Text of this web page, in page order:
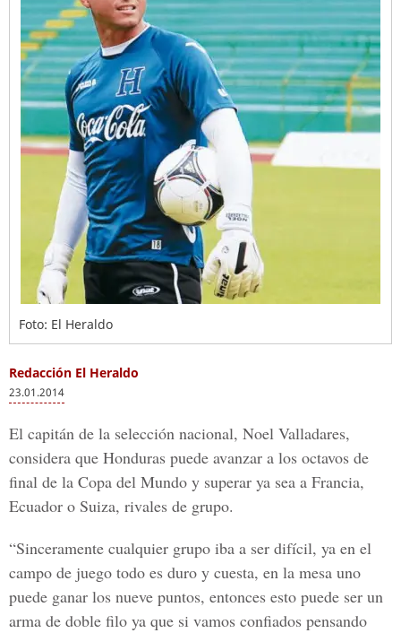
Foto: El Heraldo
Redacción El Heraldo
23.01.2014
El capitán de la selección nacional, Noel Valladares,
considera que Honduras puede avanzar a los octavos de
final de la Copa del Mundo y superar ya sea a Francia,
Ecuador o Suiza, rivales de grupo.
“Sinceramente cualquier grupo iba a ser difícil, ya en el
campo de juego todo es duro y cuesta, en la mesa uno
puede ganar los nueve puntos, entonces esto puede ser un
arma de doble filo ya que si vamos confiados pensando